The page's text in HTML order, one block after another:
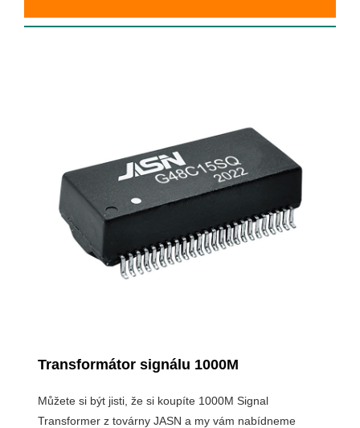
Transformátor signálu 1000M
Můžete si být jisti, že si koupíte 1000M Signal
Transformer z továrny JASN a my vám nabídneme